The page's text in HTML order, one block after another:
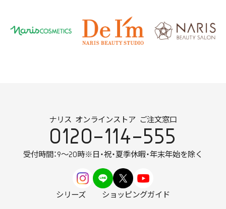
ナリス オンラインストア ご注文窓口
0120-114-555
受付時間：9～20時※日・祝・夏季休暇・年末年始を除く
シリーズ ショッピングガイド